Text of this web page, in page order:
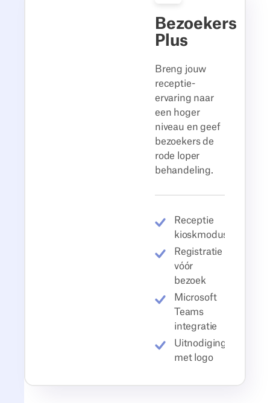
Bezoekers
Plus
Breng jouw
receptie-
ervaring naar
een hoger
niveau en geef
bezoekers de
rode loper
behandeling.
Receptie
kioskmodus
Registratie
vóór
bezoek
Microsoft
Teams
integratie
Uitnodiging
met logo